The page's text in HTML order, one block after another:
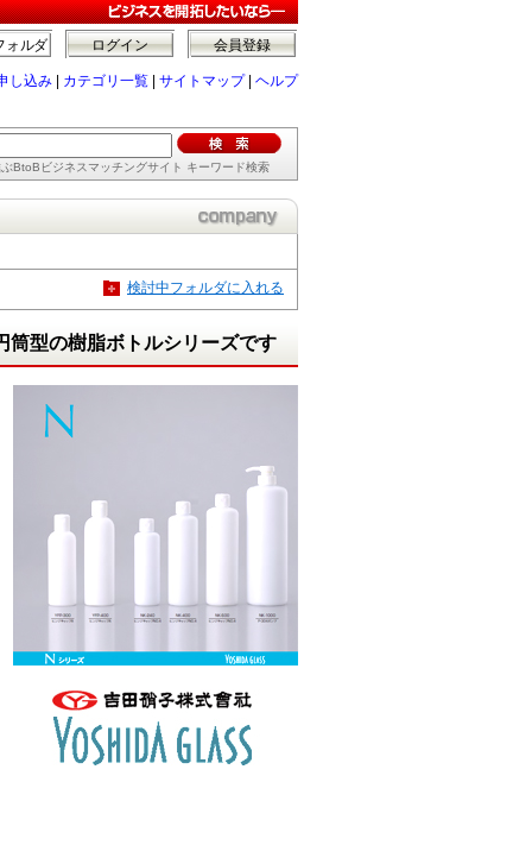
会員登録
ログイン
ォルダ
し込み カテゴリ一覧 サイトマップ| ヘルプ
BtoBビジネスマッチングサイト キーワード検索
検討中フォルダに入れる
筒型の樹脂ボトルシリーズです